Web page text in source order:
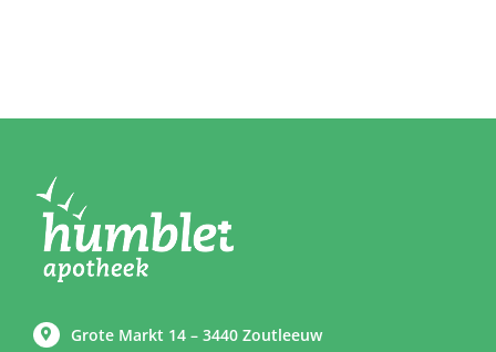
Grote Markt 14 – 3440 Zoutleeuw